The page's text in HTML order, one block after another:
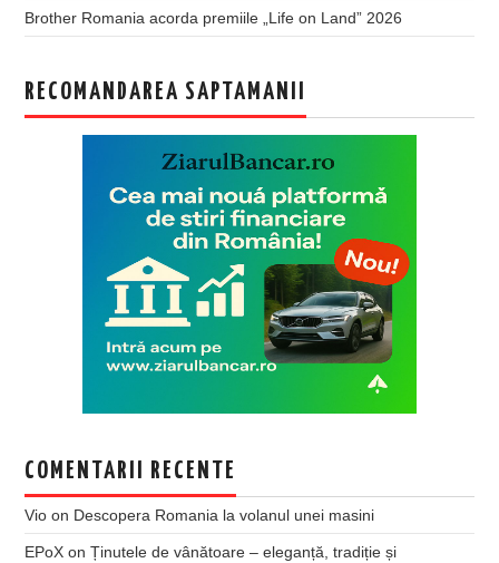
Brother Romania acorda premiile „Life on Land” 2026
RECOMANDAREA SAPTAMANII
COMENTARII RECENTE
Vio on Descopera Romania la volanul unei masini
EPoX onȚinutele de vânătoare – eleganță, tradiție și